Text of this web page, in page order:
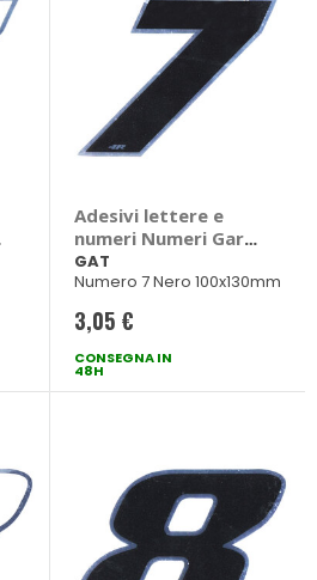
Adesivi lettere e
numeri Numeri Gara
- GAT
GAT
Numero 7 Nero 100x130mm
3,05 €
CONSEGNA IN
48H